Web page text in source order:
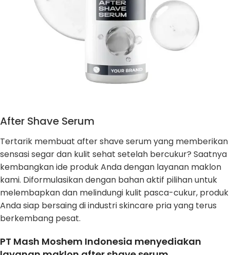
After Shave Serum
Tertarik membuat after shave serum yang memberikan
sensasi segar dan kulit sehat setelah bercukur? Saatnya
kembangkan ide produk Anda dengan layanan maklon
kami. Diformulasikan dengan bahan aktif pilihan untuk
melembapkan dan melindungi kulit pasca-cukur, produk
Anda siap bersaing di industri skincare pria yang terus
berkembang pesat.
PT Mash Moshem Indonesia menyediakan